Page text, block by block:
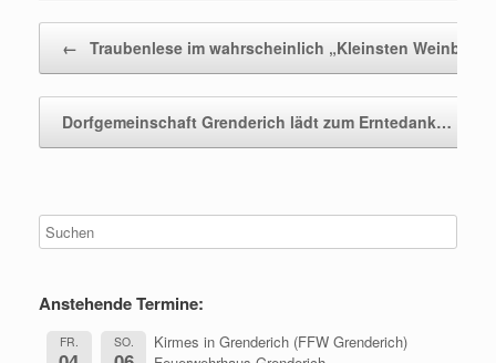
← Traubenlese im wahrscheinlich „Kleinsten
Dorfgemeinschaft Grenderich lädt zum Erntedank…
Anstehende Termine:
FR. SO.
Kirmes in Grenderich (FFW Grenderich)